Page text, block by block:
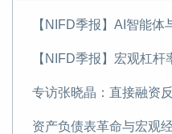
资产负债表革命与宏观